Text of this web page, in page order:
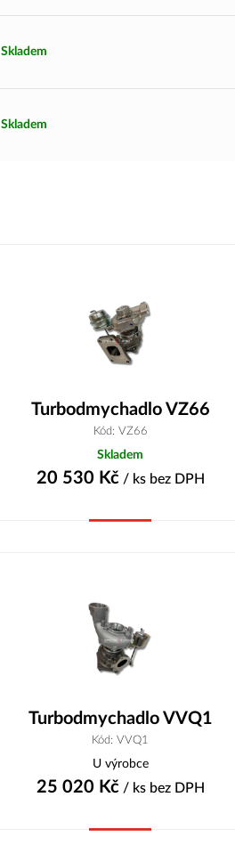
Skladem
Skladem
Turbodmychadlo VZ66
Kód: VZ66
Skladem
20 530 Kč/ ks bez DPH
Turbodmychadlo VVQ1
Kód: VVQ1
U výrobce
25 020 Kč/ ks bez DPH